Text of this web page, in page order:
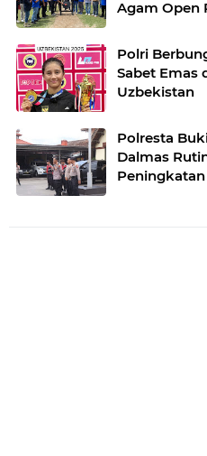
Agam Open
Polri
Sabet Emas
Uzbekistan
Polresta
Dalmas